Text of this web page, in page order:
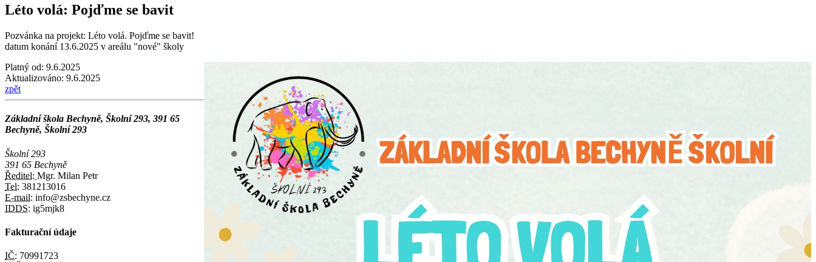
Léto volá: Pojďme se bavit
Pozvánka na projekt: Léto volá. Pojďme se bavit!
datum konání 13.6.2025 v areálu "nové" školy
Platný od: 9.6.2025
Aktualizováno: 9.6.2025
zpět
Základní škola Bechyně, Školní 293, 391 65
Bechyně, Školní 293
Školní 293
391 65 Bechyně
Ředitel: Mgr. Milan Petr
Tel: 381213016
E-mail: info@zsbechyne.cz
IDDS: ig5mjk8
Fakturační údaje
IČ: 70991723